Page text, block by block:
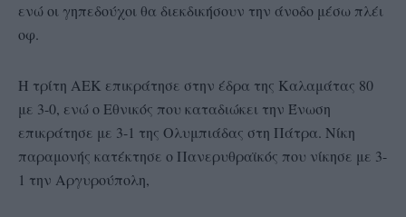
ενώ οι γηπεδούχοι θα διεκδικήσουν την άνοδο μέσω πλέι
οφ.
Η τρίτη ΑΕΚ επικράτησε στην έδρα της Καλαμάτας 80
με 3-0, ενώ ο Εθνικός που καταδιώκει την Ένωση
επικράτησε με 3-1 της Ολυμπιάδας στη Πάτρα. Νίκη
παραμονής κατέκτησε ο Πανερυθραϊκός που νίκησε με 3-
1 την Αργυρούπολη,